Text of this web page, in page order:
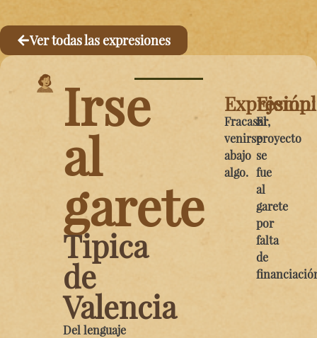
Ver todas las expresiones
Irse
al
garete
Tipica
de
Valencia
Del lenguaje
Expresión:
Fracasar,
venirse
abajo
algo.
El
proyecto
se
fue
al
garete
por
falta
de